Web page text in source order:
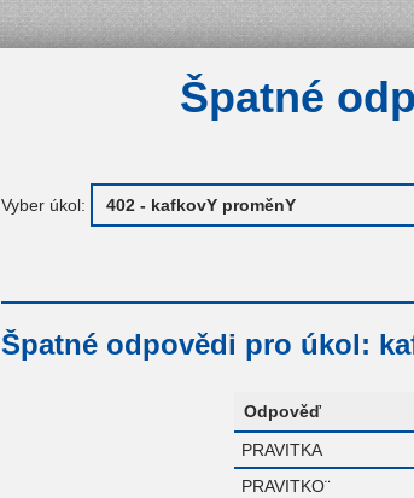
Špatné
Vyber úkol:
Špatné odpovědi pro úkol:
Odpověď
PRAVITKA
PRAVITKO¨